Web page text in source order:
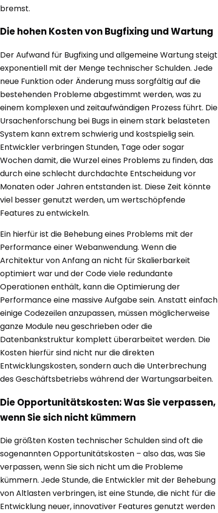
bremst.
Die hohen Kosten von Bugfixing und Wartung
Der Aufwand für Bugfixing und allgemeine Wartung steigt
exponentiell mit der Menge technischer Schulden. Jede
neue Funktion oder Änderung muss sorgfältig auf die
bestehenden Probleme abgestimmt werden, was zu
einem komplexen und zeitaufwändigen Prozess führt. Die
Ursachenforschung bei Bugs in einem stark belasteten
System kann extrem schwierig und kostspielig sein.
Entwickler verbringen Stunden, Tage oder sogar
Wochen damit, die Wurzel eines Problems zu finden, das
durch eine schlecht durchdachte Entscheidung vor
Monaten oder Jahren entstanden ist. Diese Zeit könnte
viel besser genutzt werden, um wertschöpfende
Features zu entwickeln.
Ein hierfür ist die Behebung eines Problems mit der
Performance einer Webanwendung. Wenn die
Architektur von Anfang an nicht für Skalierbarkeit
optimiert war und der Code viele redundante
Operationen enthält, kann die Optimierung der
Performance eine massive Aufgabe sein. Anstatt einfach
einige Codezeilen anzupassen, müssen möglicherweise
ganze Module neu geschrieben oder die
Datenbankstruktur komplett überarbeitet werden. Die
Kosten hierfür sind nicht nur die direkten
Entwicklungskosten, sondern auch die Unterbrechung
des Geschäftsbetriebs während der Wartungsarbeiten.
Die Opportunitätskosten: Was Sie verpassen,
wenn Sie sich nicht kümmern
Die größten Kosten technischer Schulden sind oft die
sogenannten Opportunitätskosten – also das, was Sie
verpassen, wenn Sie sich nicht um die Probleme
kümmern. Jede Stunde, die Entwickler mit der Behebung
von Altlasten verbringen, ist eine Stunde, die nicht für die
Entwicklung neuer, innovativer Features genutzt werden